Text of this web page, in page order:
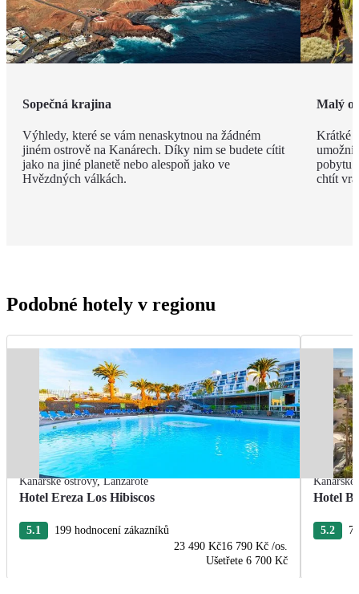
Sopečná krajina
Výhledy, které se vám nenaskytnou na žádném
jiném ostrově na Kanárech. Díky nim se budete cítit
jako na jiné planetě nebo alespoň jako ve
Hvězdných válkách.
Malý
Krátké
umožní
pobytu.
chtít
Podobné hotely v regionu
Kanárské ostrovy,Lanzarote
Hotel Ereza Los Hibiscos
5.1
199 hodnocení zákazníků
23 490 Kč16 790 Kč /os.
Ušetřete 6 700 Kč
Kanárské
Hotel
5.2